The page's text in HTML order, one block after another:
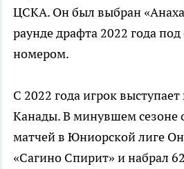
ЦСКА. Он был выбран
раунде драфта 2022 года
номером.
С 2022 года игрок
Канады. В минувшем сезоне
матчей в Юниорской лиге
«Сагино Спирит» и набрал